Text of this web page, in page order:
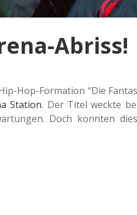
Abriss!
Hop-For­ma­ti­on “Die
Sta­ti­on. Der Titel weckte
Doch konn­ten